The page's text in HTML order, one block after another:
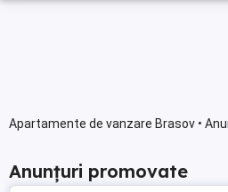
Apartamente de vanzare Brasov •
Anunțuri promovate